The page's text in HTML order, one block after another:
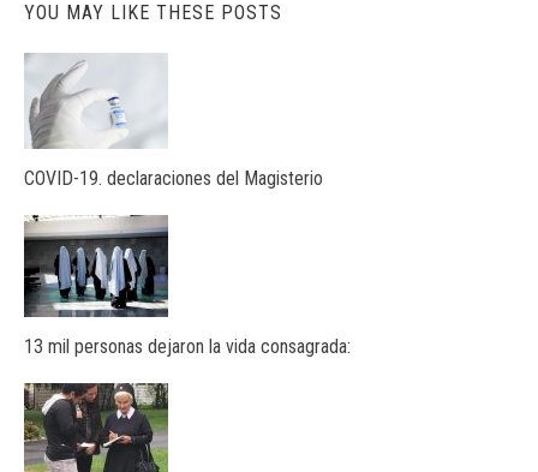
YOU MAY LIKE THESE POSTS
COVID-19. declaraciones del Magisterio
13 mil personas dejaron la vida consagrada: